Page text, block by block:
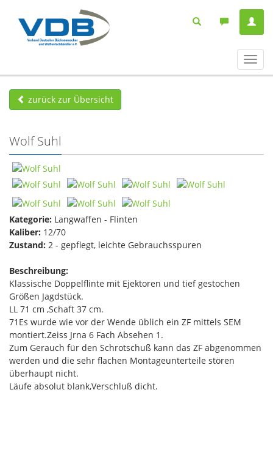
ein-/
zurück zur Übersicht
Wolf Suhl
Kategorie: Langwaffen - Flinten
Kaliber: 12/70
Zustand: 2 - gepflegt, leichte Gebrauchsspuren
Beschreibung:
Klassische Doppelflinte mit Ejektoren und tief gestochen
Größen Jagdstück.
LL 71 cm ,Schaft 37 cm.
​​​​​71Es wurde wie vor der Wende üblich ein ZF mittels SEM
montiert.Zeiss Jrna 6 Fach Absehen 1.
Zum Gerauch für den Schrotschuß kann das ZF abgenommen
werden und die sehr flachen Montageunterteile stören
überhaupt nicht.
Läufe absolut blank,Verschluß dicht.